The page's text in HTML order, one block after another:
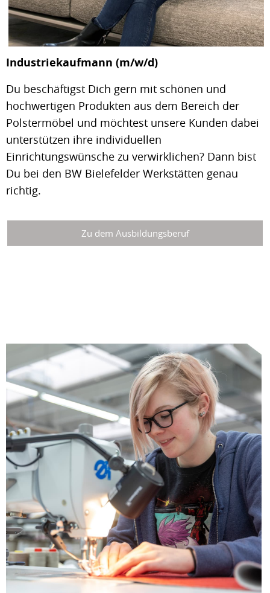
Industriekaufmann (m/w/d)
Du beschäftigst Dich gern mit schönen und
hochwertigen Produkten aus dem Bereich der
Polstermöbel und möchtest unsere Kunden dabei
unterstützen ihre individuellen
Einrichtungswünsche zu verwirklichen? Dann bist
Du bei den BW Bielefelder Werkstätten genau
richtig.
Zu dem Ausbildungsberuf